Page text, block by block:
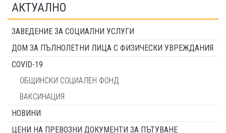
АКТУАЛНО
ЗАВЕДЕНИЕ ЗА СОЦИАЛНИ УСЛУГИ
ДОМ ЗА ПЪЛНОЛЕТНИ ЛИЦА С ФИЗИЧЕСКИ УВРЕЖДАНИЯ
COVID-19
ОБЩИНСКИ СОЦИАЛЕН ФОНД
ВАКСИНАЦИЯ
НОВИНИ
ЦЕНИ НА ПРЕВОЗНИ ДОКУМЕНТИ ЗА ПЪТУВАНЕ